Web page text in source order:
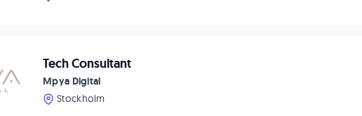
Tech Consultant
Mpya Digital
Stockholm